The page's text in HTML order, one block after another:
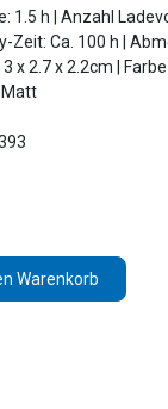
1.5 h | Anzahl
Zeit: Ca. 100 h |
x 2.7 x 2.2cm |
Matt
Warenkorb